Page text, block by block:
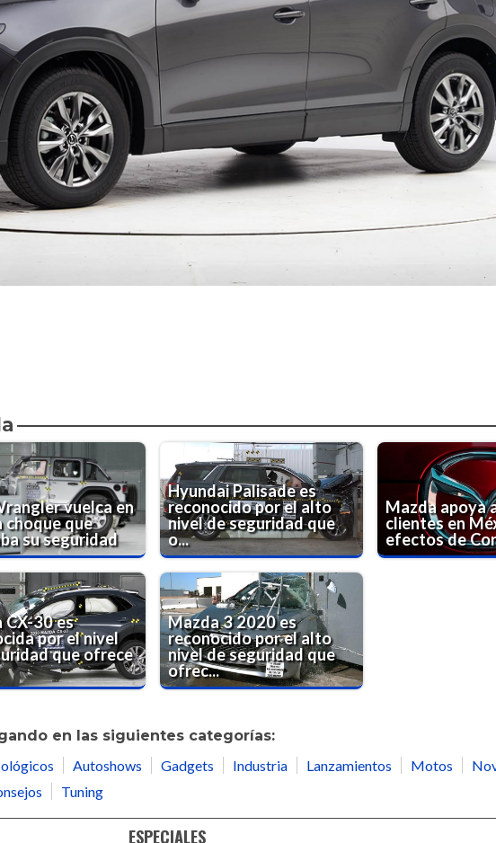
vuelca en
choque que
su seguridad
Hyundai Palisade es
reconocido por el alto
nivel de seguridad que
o...
Mazda apoya
clientes en
efectos de
CX-30 es
por el nivel
que ofrece
Mazda 3 2020 es
reconocido por el alto
nivel de seguridad que
ofrec...
en las siguientes categorías:
Autoshows Gadgets Industria Lanzamientos Motos
Tuning
ESPECIALES